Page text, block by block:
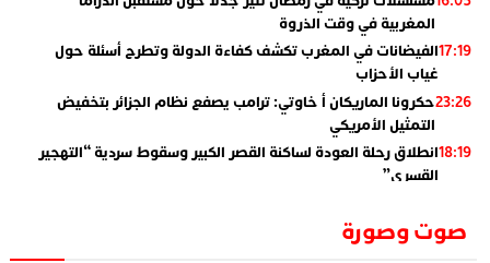
المغربية في وقت الذروة
17:19الفيضانات في المغرب تكشف كفاءة الدولة وتطرح أسئلة حول
غياب الأحزاب
23:26حكرونا الماريكان أ خاوتي: ترامب يصفع نظام الجزائر بتخفيض
التمثيل الأمريكي
18:19انطلاق رحلة العودة لساكنة القصر الكبير وسقوط سردية “التهجير
القسري”
01:55
​”لارام”.. 3 خطوط أخرى نحو إسبانيا وهذه هي الوجهاتصوت وصورة